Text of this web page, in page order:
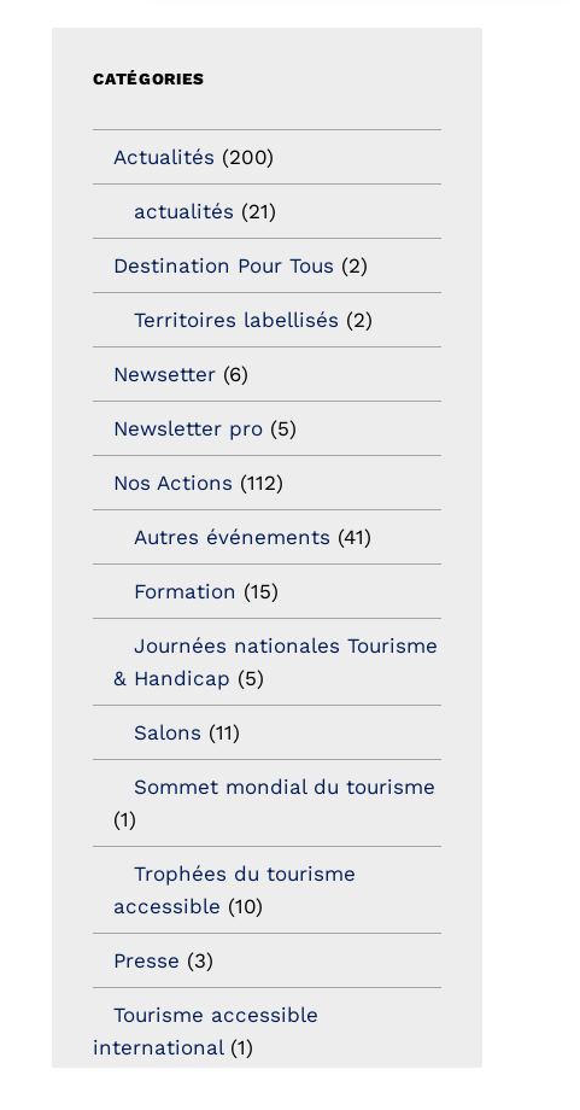
CATÉGORIES
Actualités (200)
actualités (21)
Destination Pour Tous (2)
Territoires labellisés (2)
Newsetter (6)
Newsletter pro (5)
Nos Actions (112)
Autres événements (41)
Formation (15)
Journées nationales Tourisme
& Handicap (5)
Salons (11)
Sommet mondial du tourisme
(1)
Trophées du tourisme
accessible (10)
Presse (3)
Tourisme accessible
international(1)